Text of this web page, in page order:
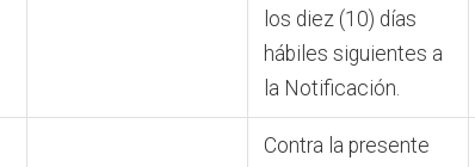
los diez (10) días
hábiles siguientes a
la Notificación.
Contra la presente